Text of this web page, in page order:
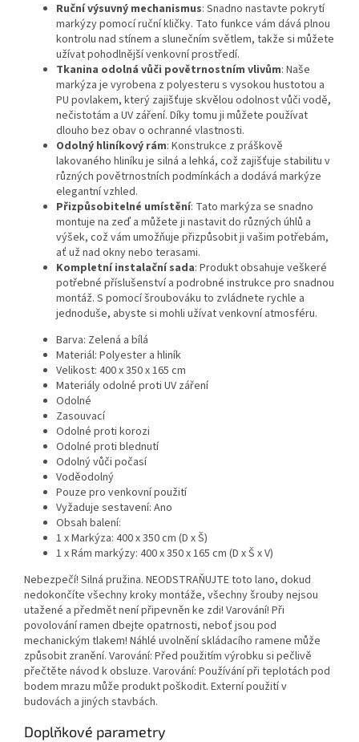
Ruční výsuvný mechanismus: Snadno nastavte pokrytí
markýzy pomocí ruční kličky. Tato funkce vám dává plnou
kontrolu nad stínem a slunečním světlem, takže si můžete
užívat pohodlnější venkovní prostředí.
Tkanina odolná vůči povětrnostním vlivům: Naše
markýza je vyrobena z polyesteru s vysokou hustotou a
PU povlakem, který zajišťuje skvělou odolnost vůči vodě,
nečistotám a UV záření. Díky tomu ji můžete používat
dlouho bez obav o ochranné vlastnosti.
Odolný hliníkový rám: Konstrukce z práškově
lakovaného hliníku je silná a lehká, což zajišťuje stabilitu v
různých povětrnostních podmínkách a dodává markýze
elegantní vzhled.
Přizpůsobitelné umístění: Tato markýza se snadno
montuje na zeď a můžete ji nastavit do různých úhlů a
výšek, což vám umožňuje přizpůsobit ji vašim potřebám,
ať už nad okny nebo terasami.
Kompletní instalační sada: Produkt obsahuje veškeré
potřebné příslušenství a podrobné instrukce pro snadnou
montáž. S pomocí šroubováku to zvládnete rychle a
jednoduše, abyste si mohli užívat venkovní atmosféru.
Barva: Zelená a bílá
Materiál: Polyester a hliník
Velikost: 400 x 350 x 165 cm
Materiály odolné proti UV záření
Odolné
Zasouvací
Odolné proti korozi
Odolné proti blednutí
Odolný vůči počasí
Voděodolný
Pouze pro venkovní použití
Vyžaduje sestavení: Ano
Obsah balení:
1 x Markýza: 400 x 350 cm (D x Š)
1 x Rám markýzy: 400 x 350 x 165 cm (D x Š x V)
Nebezpečí! Silná pružina. NEODSTRAŇUJTE toto lano, dokud
nedokončíte všechny kroky montáže, všechny šrouby nejsou
utažené a předmět není připevněn ke zdi! Varování! Při
povolování ramen dbejte opatrnosti, neboť jsou pod
mechanickým tlakem! Náhlé uvolnění skládacího ramene může
způsobit zranění. Varování: Před použitím výrobku si pečlivě
přečtěte návod k obsluze. Varování: Používání při teplotách pod
bodem mrazu může produkt poškodit. Externí použití v
budovách a jiných stavbách.
Doplňkové parametry